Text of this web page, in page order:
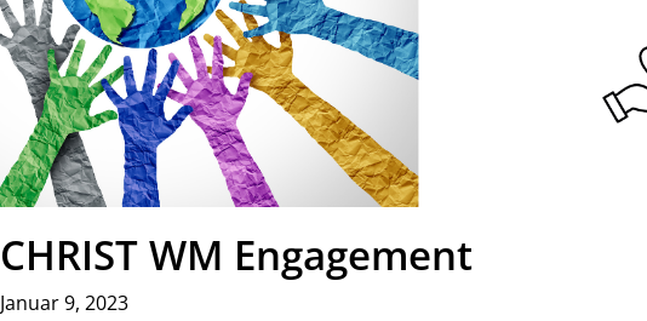
CHRIST WM Engagement
Januar 9, 2023